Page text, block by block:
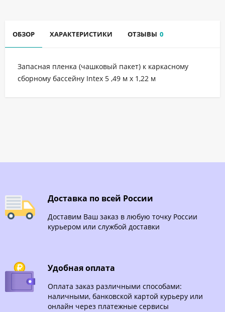
ОБЗОР ХАРАКТЕРИСТИКИ ОТЗЫВЫ 0
Запасная пленка (чашковый пакет) к каркасному
сборному бассейну Intex 5 ,49 м х 1,22 м
Доставка по всей России
Доставим Ваш заказ в любую точку России
курьером или службой доставки
Удобная оплата
Оплата заказ различными способами:
наличными, банковской картой курьеру или
онлайн через платежные сервисы